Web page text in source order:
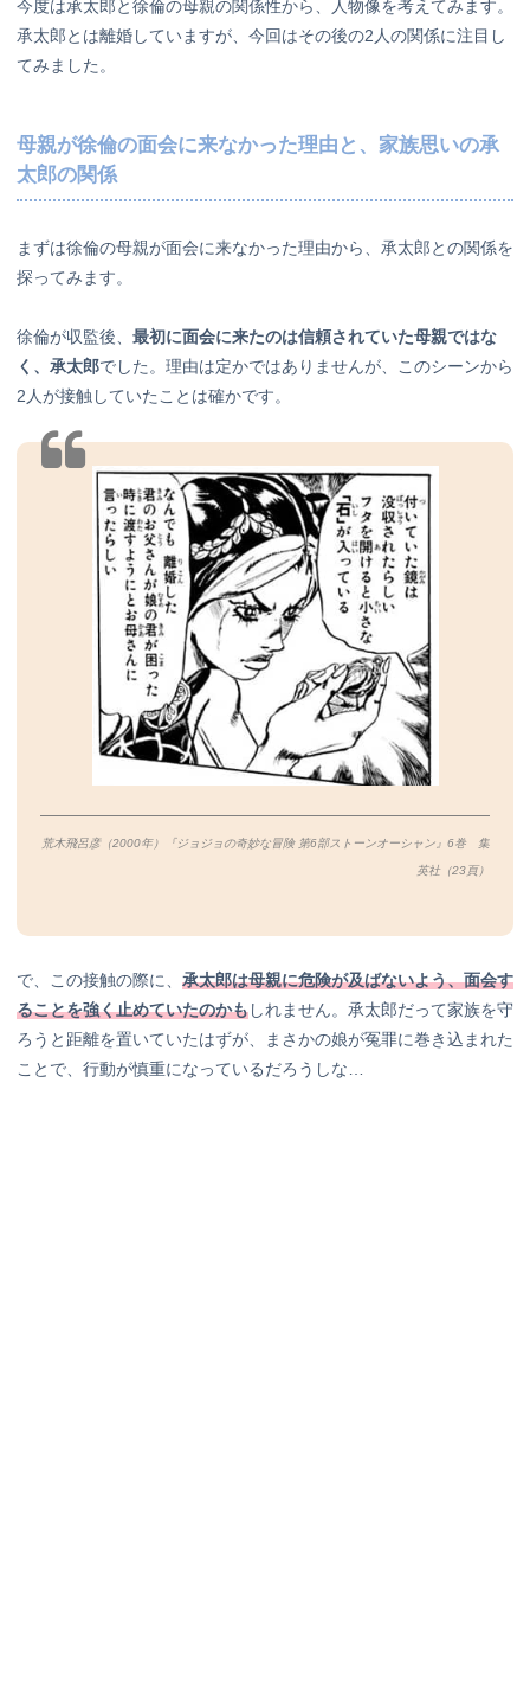
今度は承太郎と徐倫の母親の関係性から、人物像を考えてみます。
承太郎とは離婚していますが、今回はその後の2人の関係に注目し
てみました。
母親が徐倫の面会に来なかった理由と、家族思いの承
太郎の関係
まずは徐倫の母親が面会に来なかった理由から、承太郎との関係を
探ってみます。
徐倫が収監後、 最初に面会に来たのは信頼されていた母親ではな
く、承太郎でした。理由は定かではありませんが、このシーンから
2人が接触していたことは確かです。
荒木飛呂彦（2000年）『ジョジョの奇妙な冒険 第6部ストーンオーシャン』6巻 集
英社（23頁）
で、この接触の際に、 承太郎は母親に危険が及ばないよう、面会す
ることを強く止めていたのかもしれません。承太郎だって家族を守
ろうと距離を置いていたはずが、まさかの娘が冤罪に巻き込まれた
ことで、行動が慎重になっているだろうしな…